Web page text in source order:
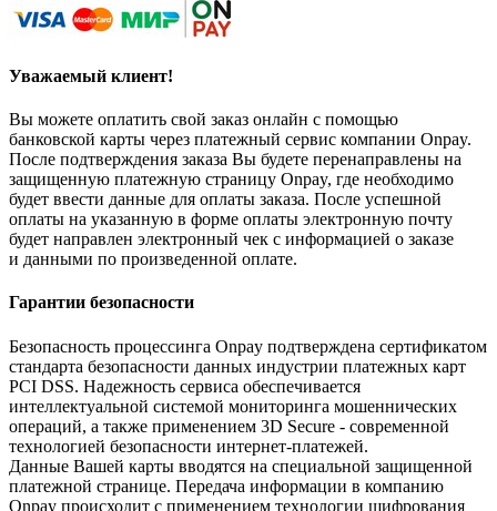
Уважаемый клиент!
Вы можете оплатить свой заказ онлайн с помощью
банковской карты через платежный сервис компании Onpay.
После подтверждения заказа Вы будете перенаправлены на
защищенную платежную страницу Onpay, где необходимо
будет ввести данные для оплаты заказа. После успешной
оплаты на указанную в форме оплаты электронную почту
будет направлен электронный чек с информацией о заказе
и данными по произведенной оплате.
Гарантии безопасности
Безопасность процессинга Onpay подтверждена сертификатом
стандарта безопасности данных индустрии платежных карт
PCI DSS. Надежность сервиса обеспечивается
интеллектуальной системой мониторинга мошеннических
операций, а также применением 3D Secure - современной
технологией безопасности интернет-платежей.
Данные Вашей карты вводятся на специальной защищенной
платежной странице. Передача информации в компанию
Onpay происходит с применением технологии шифрования